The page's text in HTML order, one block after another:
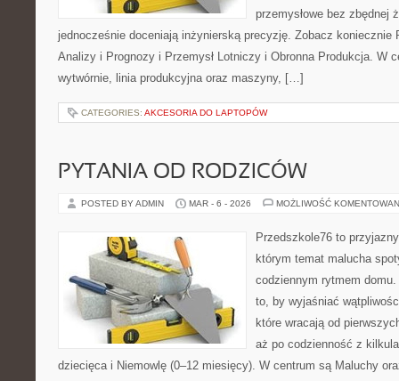
przemysłowe bez zbędnej
jednocześnie doceniają inżynierską precyzję. Zobacz koniecznie
Analizy i Prognozy i Przemysł Lotniczy i Obronna Produkcja. W
wytwórnie, linia produkcyjna oraz maszyny, […]
CATEGORIES: AKCESORIA DO LAPTOPÓW
PYTANIA OD RODZICÓW
POSTED BY ADMIN MAR - 6 - 2026 MOŻLIWOŚĆ
Przedszkole76 to
którym temat malucha
codziennym rytmem
to, by wyjaśniać
które wracają od
aż po codzienność z
dziecięca i Niemowlę (0–12 miesięcy). W centrum są Maluchy